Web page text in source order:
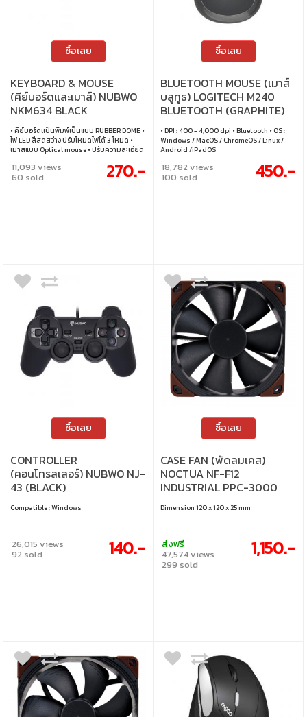
ซื้อเลย
KEYBOARD & MOUSE
(คีย์บอร์ดและเมาส์) NUBWO
NKM634 BLACK
• คีย์บอร์ดเเป้นพิมพ์เป็นแบบ RUBBER DOME •
ไฟ LED สีสดสว่าง ปรับโหมดไฟได้ 3 โหมด •
เมาส์แบบ Optical mouse • ปรับความละเอียด
Windows/Mac OS
11,093 views
60 sold 270.-
ซื้อเลย
BLUETOOTH MOUSE (เมาส์
บลูทูธ) LOGITECH M240
BLUETOOTH (GRAPHITE)
• DPI : 400 - 4,000 dpi • Bluetooth • OS :
Windows / MacOS / ChromeOS / Linux /
Android /iPadOS
18,782 views
100 sold 450.-
ซื้อเลย
CONTROLLER
(คอนโทรลเลอร์) NUBWO NJ-
43 (BLACK)
Compatible : Windows
26,015 views
92 sold 140.-
ซื้อเลย
CASE FAN (พัดลมเคส)
NOCTUA NF-F12
INDUSTRIAL PPC-3000
PWM
Dimension 120 x 120 x 25 mm
ส่งฟรี
47,574 views
299 sold
1,150.-